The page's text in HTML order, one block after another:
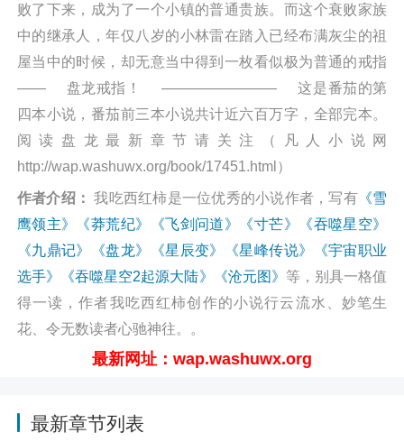
败了下来，成为了一个小镇的普通贵族。而这个衰败家族
中的继承人，年仅八岁的小林雷在踏入已经布满灰尘的祖
屋当中的时候，却无意当中得到一枚看似极为普通的戒指
—— 盘龙戒指！ ———————— 这是番茄的第
四本小说，番茄前三本小说共计近六百万字，全部完本。
阅读盘龙最新章节请关注（凡人小说网
http://wap.washuwx.org/book/17451.html）
作者介绍： 我吃西红柿是一位优秀的小说作者，写有 《雪
鹰领主》
《莽荒纪》 《飞剑问道》 《寸芒》
《吞噬星空》
《九鼎记》
《盘龙》 《星辰变》 《星峰传说》
《宇宙职业
选手》
《吞噬星空2起源大陆》 《沧元图》 等，别具一格值
得一读，作者我吃西红柿创作的小说行云流水、妙笔生
花、令无数读者心驰神往。。
最新网址：wap.washuwx.org
最新章节列表